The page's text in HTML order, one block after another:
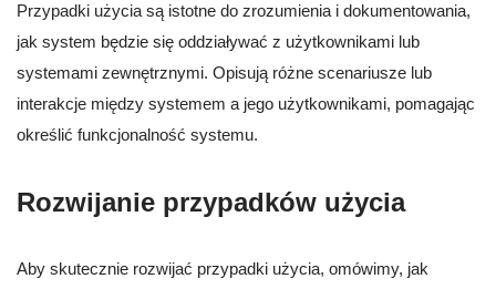
Przypadki użycia są istotne do zrozumienia i dokumentowania,
jak system będzie się oddziaływać z użytkownikami lub
systemami zewnętrznymi. Opisują różne scenariusze lub
interakcje między systemem a jego użytkownikami, pomagając
określić funkcjonalność systemu.
Rozwijanie przypadków użycia
Aby skutecznie rozwijać przypadki użycia, omówimy, jak